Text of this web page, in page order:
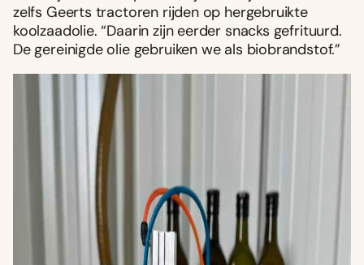
zelfs Geerts tractoren rijden op hergebruikte
koolzaadolie. “Daarin zijn eerder snacks gefrituurd.
De gereinigde olie gebruiken we als biobrandstof.”